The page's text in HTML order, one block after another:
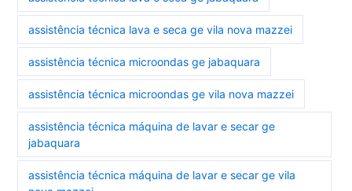
assistência técnica lava e seca ge vila nova mazzei
assistência técnica microondas ge jabaquara
assistência técnica microondas ge vila nova mazzei
assistência técnica máquina de lavar e secar ge
jabaquara
assistência técnica máquina de lavar e secar ge vila